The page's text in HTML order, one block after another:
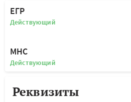
Мальта
ЕГР
Действующий
МНС
Действующий
Реквизиты